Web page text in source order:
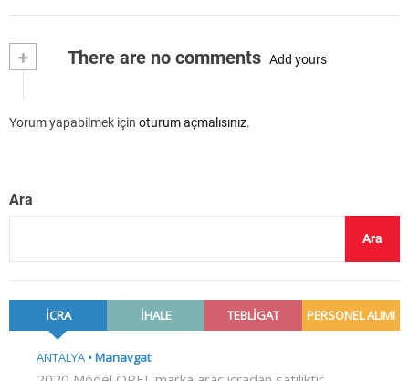
+ There are no comments Add yours
Yorum yapabilmek için oturum açmalısınız.
Ara
Ara